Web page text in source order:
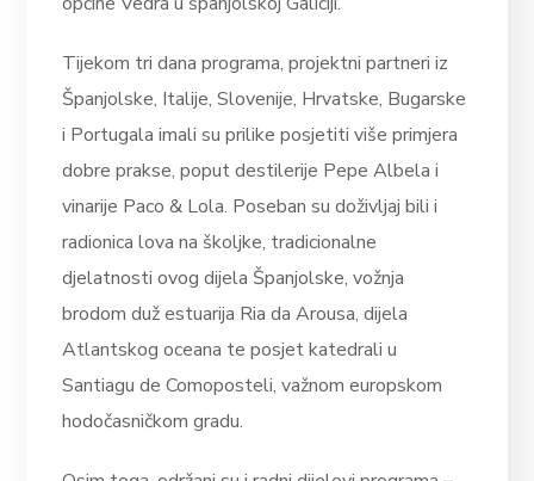
Tijekom tri dana programa, projektni partneri iz
Španjolske, Italije, Slovenije, Hrvatske, Bugarske
i Portugala imali su prilike posjetiti više primjera
dobre prakse, poput destilerije Pepe Albela i
vinarije Paco & Lola. Poseban su doživljaj bili i
radionica lova na školjke, tradicionalne
djelatnosti ovog dijela Španjolske, vožnja
brodom dužestuarija Ria da Arousa, dijela
Atlantskog oceana te posjet katedrali u
Santiagu de Comoposteli, važnom europskom
hodočasničkom gradu.